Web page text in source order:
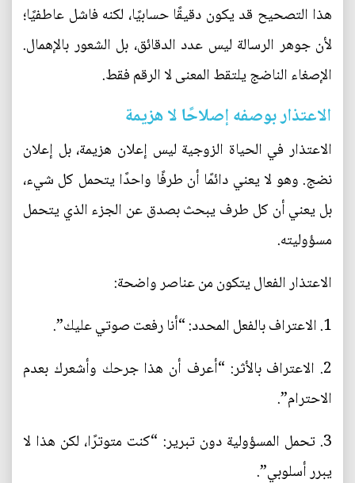
هذا التصحيح قد يكون دقيقًا حسابيًا، لكنه فاشل عاطفيًا؛
لأن جوهر الرسالة ليس عدد الدقائق، بل الشعور بالإهمال.
الإصغاء الناضج يلتقط المعنى لا الرقم فقط.
الاعتذار بوصفه إصلاحًا لا هزيمة
الاعتذار في الحياة الزوجية ليس إعلان هزيمة، بل إعلان
نضج. وهو لا يعني دائمًا أن طرفًا واحدًا يتحمل كل شيء،
بل يعني أن كل طرف يبحث بصدق عن الجزء الذي يتحمل
مسؤوليته.
الاعتذار الفعال يتكون من عناصر واضحة:
1. الاعتراف بالفعل المحدد: “أنا رفعت صوتي عليك”.
2. الاعتراف بالأثر: “أعرف أن هذا جرحك وأشعرك بعدم
الاحترام”.
3. تحمل المسؤولية دون تبرير: “كنت متوترًا، لكن هذا لا
يبرر أسلوبي”.